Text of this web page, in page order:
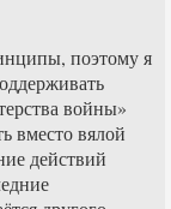
поэтому я
войны»
вместо вялой
действий